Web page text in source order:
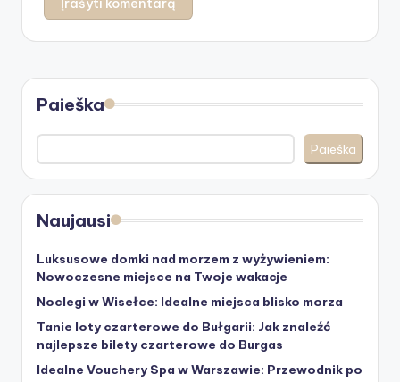
Paieška
Paieška
Naujausi
Luksusowe domki nad morzem z wyżywieniem:
Nowoczesne miejsce na Twoje wakacje
Noclegi w Wisełce: Idealne miejsca blisko morza
Tanie loty czarterowe do Bułgarii: Jak znaleźć
najlepsze bilety czarterowe do Burgas
Idealne Vouchery Spa w Warszawie: Przewodnik po